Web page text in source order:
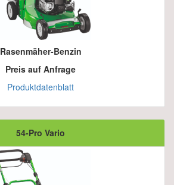
Rasenmäher-Benzin
Preis auf Anfrage
Produktdatenblatt
54-Pro Vario